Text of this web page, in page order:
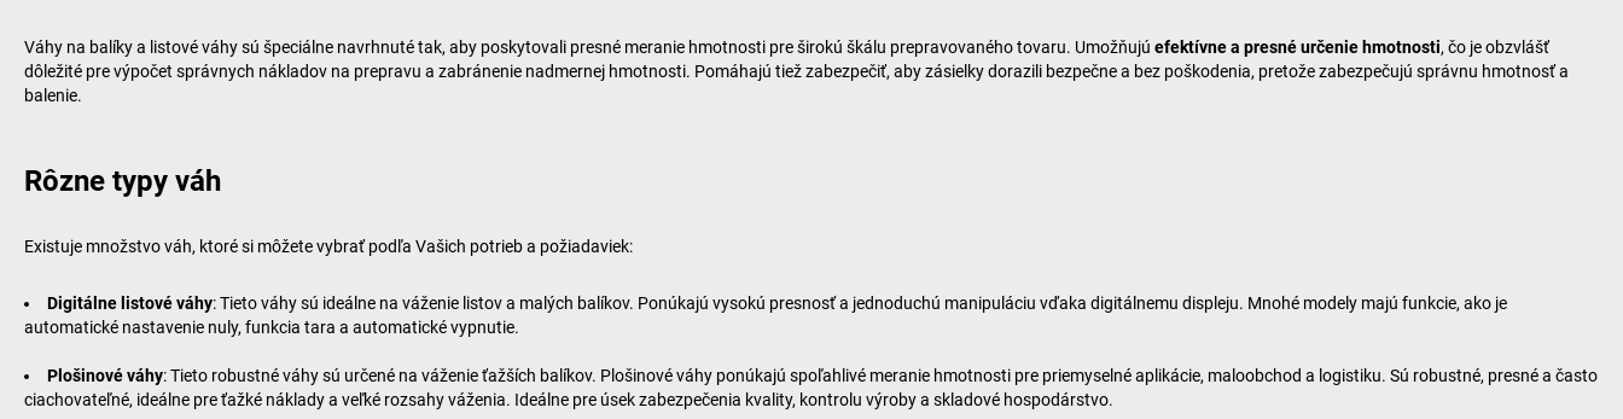
Váhy na balíky a listové váhy sú špeciálne navrhnuté tak, aby poskytovali presné meranie hmotnosti pre širokú škálu prepravovaného tovaru. Umožňujú efektívne a presné určenie hmotnosti, čo je obzvlášť
dôležité pre výpočet správnych nákladov na prepravu a zabránenie nadmernej hmotnosti. Pomáhajú tiež zabezpečiť, aby zásielky dorazili bezpečne a bez poškodenia, pretože zabezpečujú správnu hmotnosť a
balenie.
Rôzne typy váh
Existuje množstvo váh, ktoré si môžete vybrať podľa Vašich potrieb a požiadaviek:
Digitálne listové váhy: Tieto váhy sú ideálne na váženie listov a malých balíkov. Ponúkajú vysokú presnosť a jednoduchú manipuláciu vďaka digitálnemu displeju. Mnohé modely majú funkcie, ako je
automatické nastavenie nuly, funkcia tara a automatické vypnutie.
Plošinové váhy: Tieto robustné váhy sú určené na váženie ťažších balíkov. Plošinové váhy ponúkajú spoľahlivé meranie hmotnosti pre priemyselné aplikácie, maloobchod a logistiku. Sú robustné, presné a často
ciachovateľné, ideálne pre ťažké náklady a veľké rozsahy váženia. Ideálne pre úsek zabezpečenia kvality, kontrolu výroby a skladové hospodárstvo.